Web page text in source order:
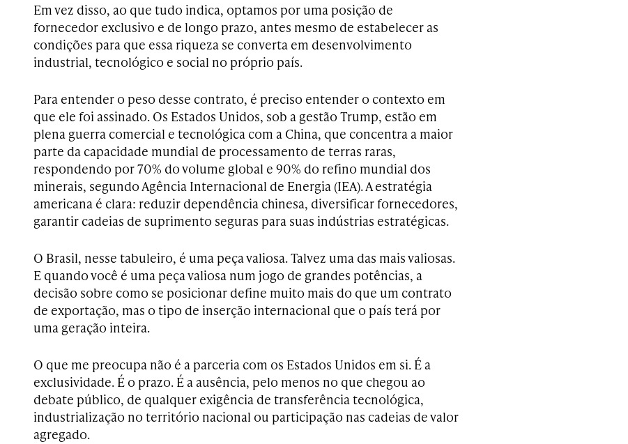
Em vez disso, ao que tudo indica, optamos por uma posição de
fornecedor exclusivo e de longo prazo, antes mesmo de estabelecer as
condições para que essa riqueza se converta em desenvolvimento
industrial, tecnológico e social no próprio país.
Para entender o peso desse contrato, é preciso entender o contexto em
que ele foi assinado. Os Estados Unidos, sob a gestão Trump, estão em
plena guerra comercial e tecnológica com a China, que concentra a maior
parte da capacidade mundial de processamento de terras raras,
respondendo por 70% do volume global e 90% do refino mundial dos
minerais, segundo Agência Internacional de Energia (IEA). A estratégia
americana é clara: reduzir dependência chinesa, diversificar fornecedores,
garantir cadeias de suprimento seguras para suas indústrias estratégicas.
O Brasil, nesse tabuleiro, é uma peça valiosa. Talvez uma das mais valiosas.
E quando você é uma peça valiosa num jogo de grandes potências, a
decisão sobre como se posicionar define muito mais do que um contrato
de exportação, mas o tipo de inserção internacional que o país terá por
uma geração inteira.
O que me preocupa não é a parceria com os Estados Unidos em si. É a
exclusividade. É o prazo. É a ausência, pelo menos no que chegou ao
debate público, de qualquer exigência de transferência tecnológica,
industrialização no território nacional ou participação nas cadeias de valor
agregado.